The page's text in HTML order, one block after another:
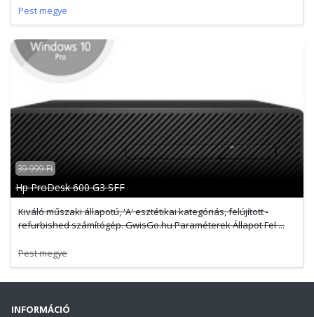
Pest megye
39 999 Ft
Hp ProDesk 600 G3 SFF
Kiváló műszaki állapotú, 'A' esztétikai kategóriás, felújított -
refurbished számítógép. GwisGo.hu Paraméterek Állapot Fel ...
Pest megye
INFORMÁCIÓ